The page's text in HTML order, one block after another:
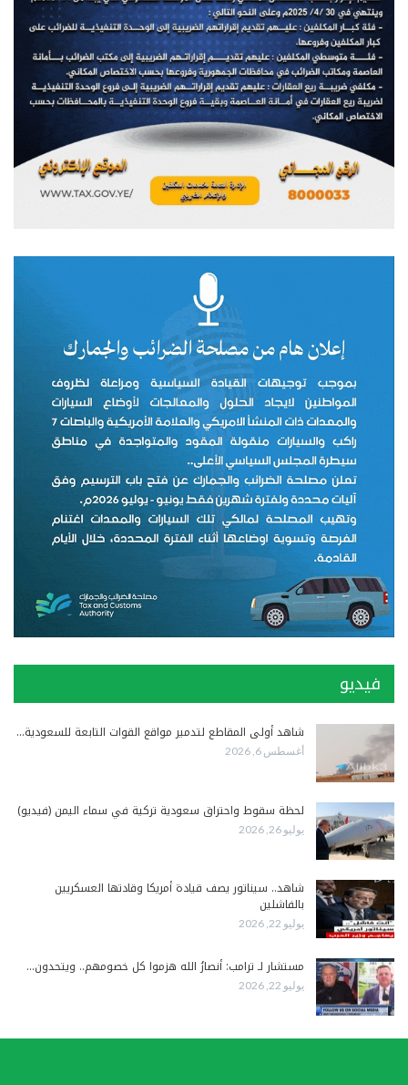
فيديو
شاهد أولى المقاطع لتدمير مواقع القوات التابعة للسعودية…
أغسطس 6, 2026
لحظة سقوط واحتراق سعودية تركية في سماء اليمن (فيديو)
يوليو 26, 2026
شاهد.. سيناتور يصف قيادة أمريكا وقادتها العسكريين
بالفاشلين
يوليو 22, 2026
مستشار لـ ترامب: أنصارُ الله هزموا كل خصومهم.. ويتحدون…
يوليو 22, 2026